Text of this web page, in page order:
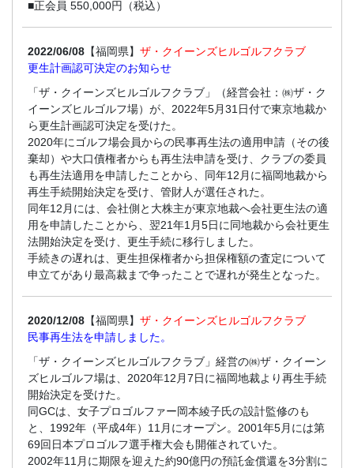
■正会員 550,000円（税込）
2022/06/08【福岡県】 ザ・クイーンズヒルゴルフクラブ
更生計画認可決定のお知らせ
「ザ・クイーンズヒルゴルフクラブ」（経営会社：㈱ザ・ク
イーンズヒルゴルフ場）が、2022年5月31日付で東京地裁か
ら更生計画認可決定を受けた。
2020年にゴルフ場会員からの民事再生法の適用申請（その後
棄却）や大口債権者からも再生法申請を受け、クラブの委員
も再生法適用を申請したことから、同年12月に福岡地裁から
再生手続開始決定を受け、管財人が選任された。
同年12月には、会社側と大株主が東京地裁へ会社更生法の適
用を申請したことから、翌21年1月5日に同地裁から会社更生
法開始決定を受け、更生手続に移行しました。
手続きの遅れは、更生担保権者から担保権額の査定について
申立てがあり最高裁まで争ったことで遅れが発生となった。
2020/12/08【福岡県】 ザ・クイーンズヒルゴルフクラブ
民事再生法を申請しました。
「ザ・クイーンズヒルゴルフクラブ」経営の㈱ザ・クイーン
ズヒルゴルフ場は、2020年12月7日に福岡地裁より再生手続
開始決定を受けた。
同GCは、女子プロゴルファー岡本綾子氏の設計監修のも
と、1992年（平成4年）11月にオープン。2001年5月には第
69回日本プロゴルフ選手権大会も開催されていた。
2002年11月に期限を迎えた約90億円の預託金償還を3分割に